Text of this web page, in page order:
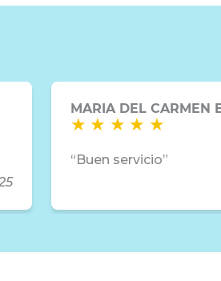
a través de
MARIA DEL CARMEN
Buen servicio